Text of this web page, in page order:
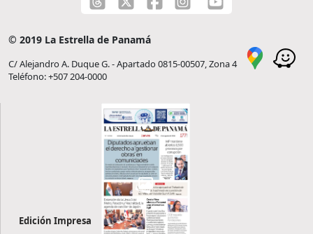
© 2019 La Estrella de Panamá
C/ Alejandro A. Duque G. - Apartado 0815-00507, Zona 4
Teléfono: +507 204-0000
Edición Impresa